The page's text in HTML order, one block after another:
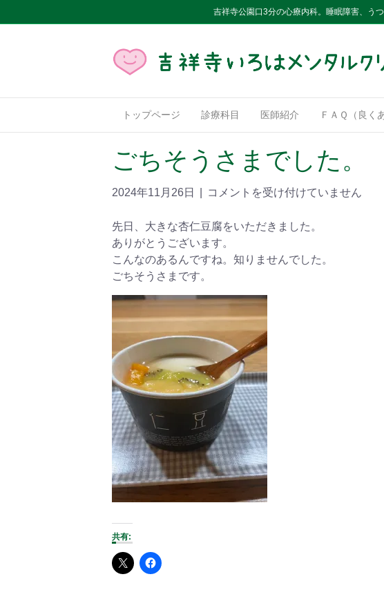
吉祥寺公園口3分の心療内科。睡眠障害、う
トップページ 診療科目 医師紹介 ＦＡＱ（良く
ごちそうさまでした。
2024年11月26日 コメントを受け付けていません
先日、大きな杏仁豆腐をいただきました。
ありがとうございます。
こんなのあるんですね。知りませんでした。
ごちそうさまです。
共有: